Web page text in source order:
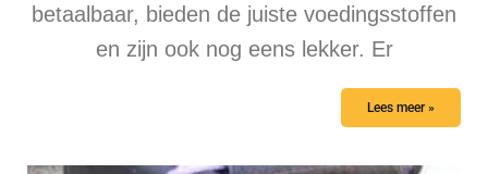
betaalbaar, bieden de juiste voedingsstoffen
en zijn ook nog eens lekker. Er
Lees meer »